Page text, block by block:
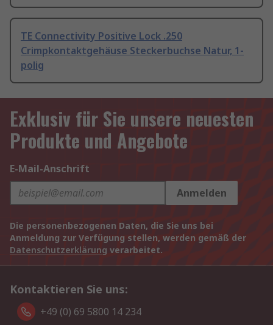
TE Connectivity Positive Lock .250
Crimpkontaktgehäuse Steckerbuchse Natur, 1-
polig
Exklusiv für Sie unsere neuesten
Produkte und Angebote
E-Mail-Anschrift
Anmelden
Die personenbezogenen Daten, die Sie uns bei
Anmeldung zur Verfügung stellen, werden gemäß der
Datenschutzerklärung verarbeitet.
Kontaktieren Sie uns:
+49 (0) 69 5800 14 234